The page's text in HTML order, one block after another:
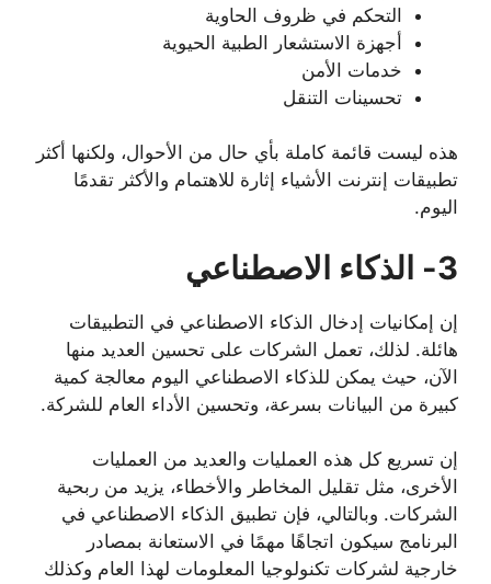
التحكم في ظروف الحاوية
أجهزة الاستشعار الطبية الحيوية
خدمات الأمن
تحسينات التنقل
هذه ليست قائمة كاملة بأي حال من الأحوال، ولكنها أكثر
تطبيقات إنترنت الأشياء إثارة للاهتمام والأكثر تقدمًا
اليوم.
3- الذكاء الاصطناعي
إن إمكانيات إدخال الذكاء الاصطناعي في التطبيقات
هائلة. لذلك، تعمل الشركات على تحسين العديد منها
الآن، حيث يمكن للذكاء الاصطناعي اليوم معالجة كمية
كبيرة من البيانات بسرعة، وتحسين الأداء العام للشركة.
إن تسريع كل هذه العمليات والعديد من العمليات
الأخرى، مثل تقليل المخاطر والأخطاء، يزيد من ربحية
الشركات. وبالتالي، فإن تطبيق الذكاء الاصطناعي في
البرنامج سيكون اتجاهًا مهمًا في الاستعانة بمصادر
خارجية لشركات تكنولوجيا المعلومات لهذا العام وكذلك